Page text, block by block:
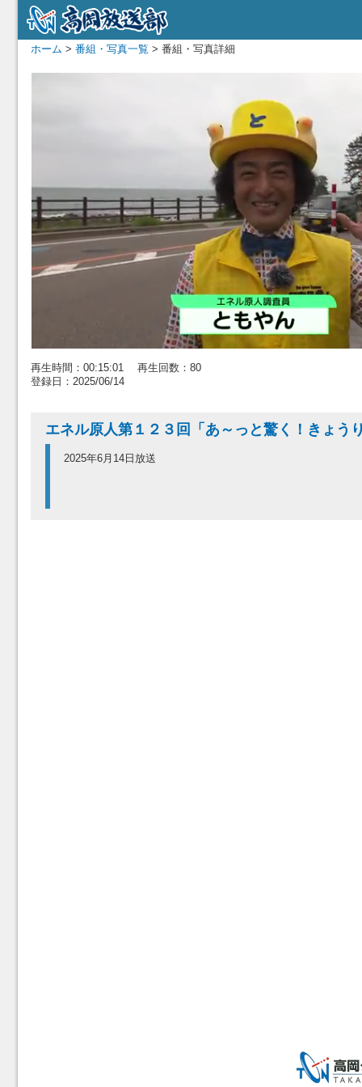
ホーム > 番組・写真一覧 > 番組・写真詳細
再生時間：00:15:01 再生回数：80
登録日：2025/06/14
エネル原人第１２３回「あ～っと驚く！きょう
2025年6月14日放送